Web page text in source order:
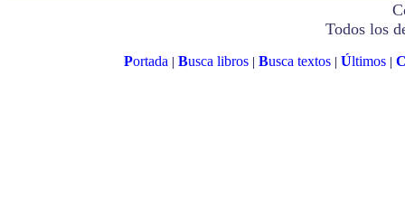
Todos los
Portada| Busca libros| Busca textos| Últimos|